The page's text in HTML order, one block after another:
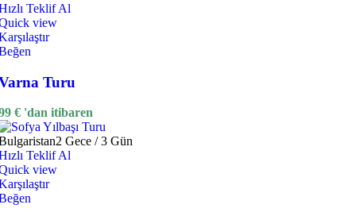
Teklif Al
view
Turu
€ 'dan itibaren
2 Gece / 3 Gün
Teklif Al
view